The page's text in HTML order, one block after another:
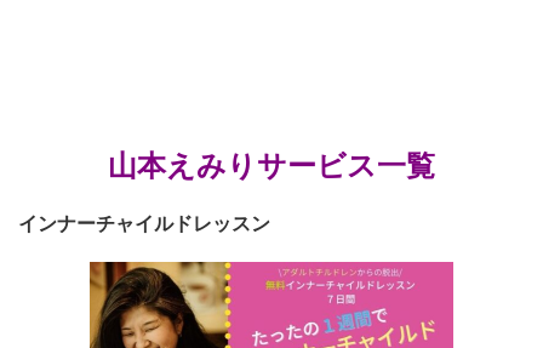
山本えみりサービス一覧
インナーチャイルドレッスン